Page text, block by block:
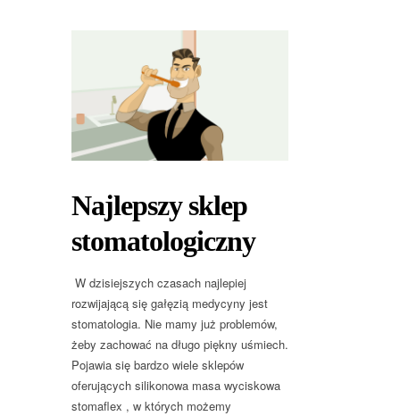
Najlepszy sklep
stomatologiczny
W dzisiejszych czasach najlepiej
rozwijającą się gałęzią medycyny jest
stomatologia. Nie mamy już problemów,
żeby zachować na długo piękny uśmiech.
Pojawia się bardzo wiele sklepów
oferujących silikonowa masa wyciskowa
stomaflex , w których możemy